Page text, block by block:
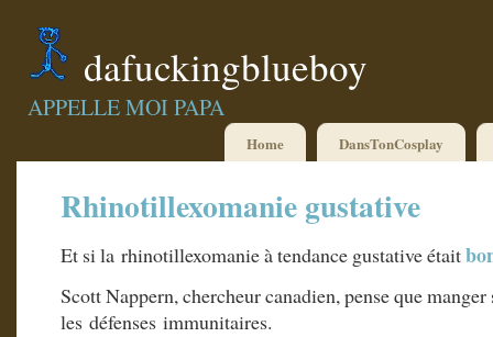
dafuckingblueboy
APPELLE MOI PAPA
Home DansTonCosplay
Rhinotillexomanie gustative
Et si la rhinotillexomanie à tendance gustative était
Scott Nappern, chercheur canadien, pense que
les défenses immunitaires.